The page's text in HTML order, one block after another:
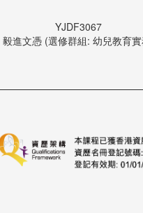
YJDF3067
毅進文憑 (選修群組: 幼兒教育